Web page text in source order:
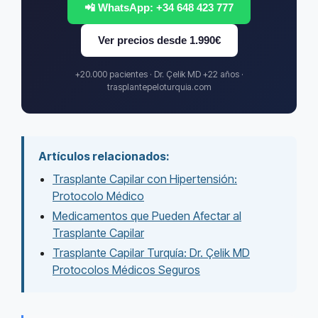
📲 WhatsApp: +34 648 423 777
Ver precios desde 1.990€
+20.000 pacientes · Dr. Çelik MD +22 años ·
trasplantepeloturquia.com
Artículos relacionados:
Trasplante Capilar con Hipertensión:
Protocolo Médico
Medicamentos que Pueden Afectar al
Trasplante Capilar
Trasplante Capilar Turquía: Dr. Çelik MD
Protocolos Médicos Seguros